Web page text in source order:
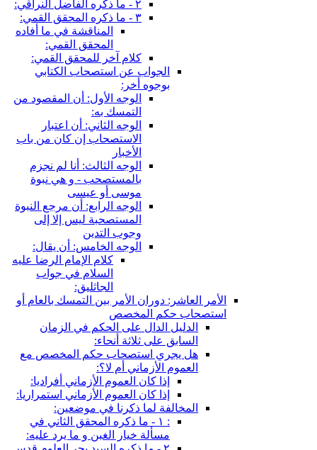
٢ - ما ذكره الفاضل النراقي:
٣ - ما ذكره المحقق القمي:
المناقشة في ما أفاده
المحقق القمي:
كلام آخر للمحقق القمي:
الجواب عن استصحاب الكتابي
بوجوه أخر:
الوجه الأول: أن المقصود من
التمسك به:
الوجه الثاني: أن اعتبار
الاستصحاب إن كان من باب
الأخبار
الوجه الثالث: أنا لم نجزم
بالمستصحب - و هي نبوة
موسى أو عيسى
الوجه الرابع: أن مرجع النبوة
المستصحبة ليس إلا إلى
وجوب التدين
الوجه الخامس: أن يقال:
كلام الإمام الرضا عليه
السلام في جواب
الجاثليق:
الأمر العاشر: دوران الأمر بين التمسك بالعام أو
استصحاب حكم المخصص
الدليل الدال على الحكم في الزمان
السابق على ثلاثة أنحاء:
هل يجري استصحاب حكم المخصص مع
العموم الأزماني أم لا؟:
إذا كان العموم الأزماني أفراديا:
إذا كان العموم الأزماني استمراريا:
المخالفة لما ذكرنا في موضعين:
: ١ - ما ذكره المحقق الثاني في
مسألة خيار الغبن و ما يرد عليه: